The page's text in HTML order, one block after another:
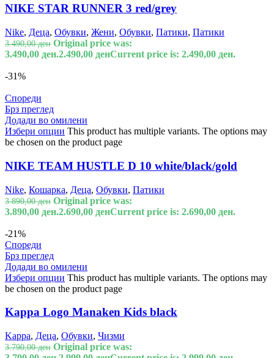
NIKE STAR RUNNER 3 red/grey
Nike, Деца, Обувки, Жени, Обувки, Патики, Патики
3.490,00ден Original price was:
3.490,00 ден.2.490,00 денCurrent price is: 2.490,00 ден.
-31%
Спореди
Брз преглед
Додади во омилени
Избери опции This product has multiple variants. The options may
be chosen on the product page
NIKE TEAM HUSTLE D 10 white/black/gold
Nike, Кошарка, Деца, Обувки, Патики
3.890,00ден Original price was:
3.890,00 ден.2.690,00 денCurrent price is: 2.690,00 ден.
-21%
Спореди
Брз преглед
Додади во омилени
Избери опции This product has multiple variants. The options may
be chosen on the product page
Kappa Logo Manaken Kids black
Kappa, Деца, Обувки, Чизми
3.790,00ден Original price was: